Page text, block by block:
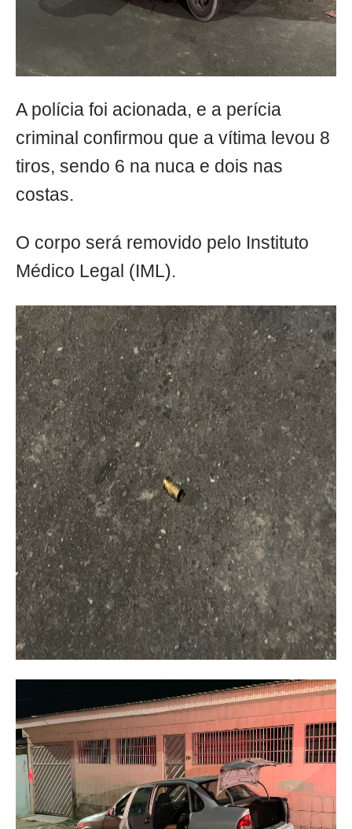
A polícia foi acionada, e a perícia
criminal confirmou que a vítima levou 8
tiros, sendo 6 na nuca e dois nas
costas.
O corpo será removido pelo Instituto
Médico Legal (IML).